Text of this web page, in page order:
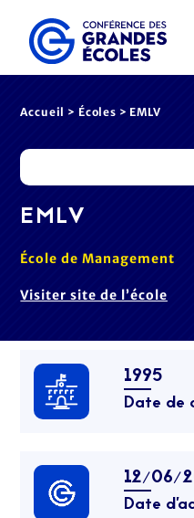
Accueil > Écoles > EMLV
EMLV
École de Management
Visiter site de l’école
1995
Date de
12/06/
Date